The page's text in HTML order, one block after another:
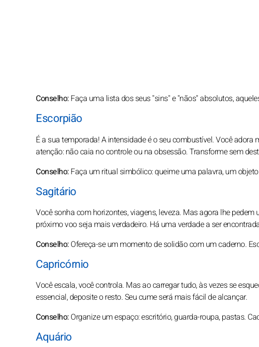
Conselho: Faça uma lista dos seus "sins" e "nãos" absolutos,
Escorpião
É a sua temporada! A intensidade é o seu combustível. Você
atenção: não caia no controle ou na obsessão. Transforme sem
Conselho: Faça um ritual simbólico: queime uma palavra, um
Sagitário
Você sonha com horizontes, viagens, leveza. Mas agora lhe
próximo voo seja mais verdadeiro. Há uma verdade a ser
Conselho: Ofereça-se um momento de solidão com um caderno.
Capricórnio
Você escala, você controla. Mas ao carregar tudo, às vezes se
essencial, deposite o resto. Seu cume será mais fácil de alcançar.
Conselho: Organize um espaço: escritório, guarda-roupa, pastas.
Aquário